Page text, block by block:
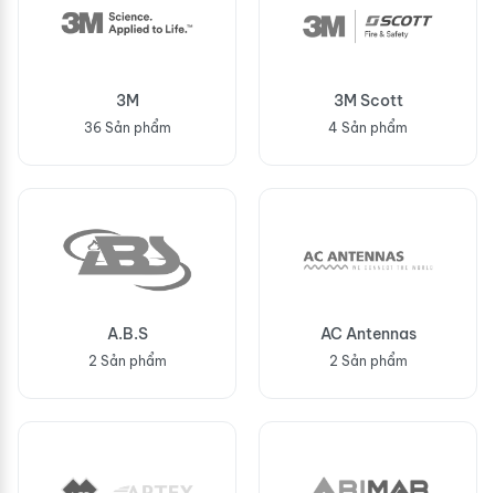
3M
36 Sản phẩm
3M Scott
4 Sản phẩm
A.B.S
2 Sản phẩm
AC Antennas
2 Sản phẩm